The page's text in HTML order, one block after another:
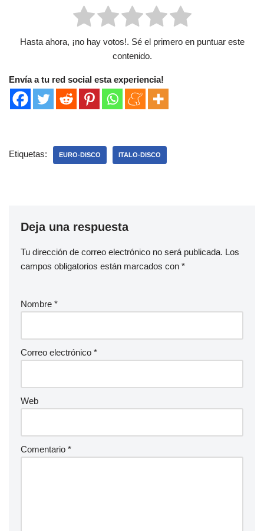
Hasta ahora, ¡no hay votos!. Sé el primero en puntuar este
contenido.
Envía a tu red social esta experiencia!
Etiquetas: EURO-DISCO ITALO-DISCO
Deja una respuesta
Tu dirección de correo electrónico no será publicada. Los
campos obligatorios están marcados con *
Nombre *
Correo electrónico *
Web
Comentario *